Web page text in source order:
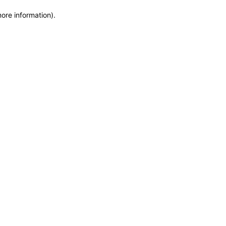
information).